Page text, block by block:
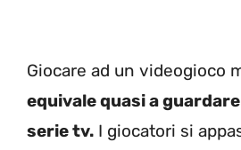
Giocare ad un videogioco
equivale quasi a
serie tv. I giocatori si